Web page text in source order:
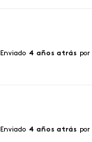
Enviado 4 años atrás por
Enviado 4 años atrás por